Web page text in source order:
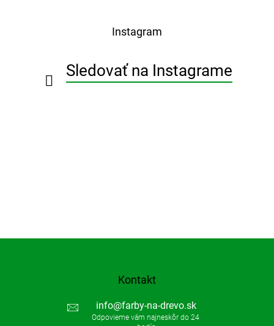
Instagram
Sledovať na Instagrame
Kontakt
info@farby-na-drevo.sk